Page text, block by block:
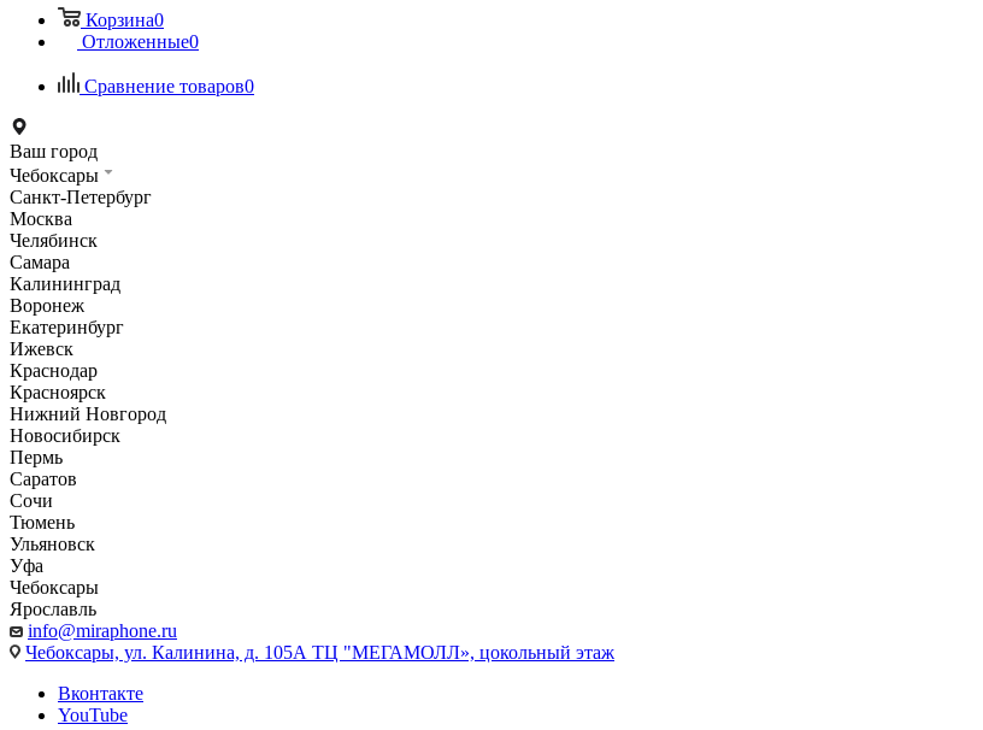
Корзина0
Отложенные0
Сравнение товаров0
Ваш город
Чебоксары
Санкт-Петербург
Москва
Челябинск
Самара
Калининград
Воронеж
Екатеринбург
Ижевск
Краснодар
Красноярск
Нижний Новгород
Новосибирск
Пермь
Саратов
Сочи
Тюмень
Ульяновск
Уфа
Чебоксары
Ярославль
info@miraphone.ru
Чебоксары, ул. Калинина, д. 105А ТЦ "МЕГАМОЛЛ», цокольный этаж
Вконтакте
YouTube